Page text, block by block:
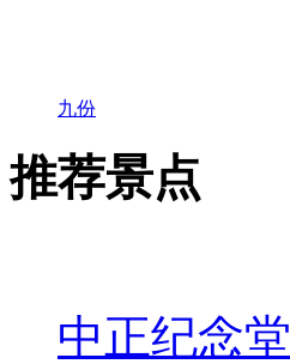
九份
推荐景点
中正纪念堂